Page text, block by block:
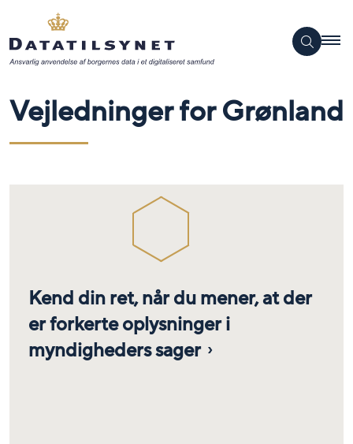
Vejledninger for Grønland
Kend din ret, når du mener, at der
er forkerte oplysninger i
myndigheders sager